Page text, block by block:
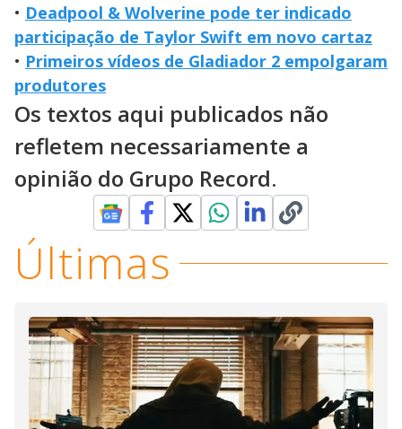
• Deadpool & Wolverine pode ter indicado
participação de Taylor Swift em novo cartaz
• Primeiros vídeos de Gladiador 2 empolgaram
produtores
Os textos aqui publicados não
refletem necessariamente a
opinião do Grupo Record.
Últimas